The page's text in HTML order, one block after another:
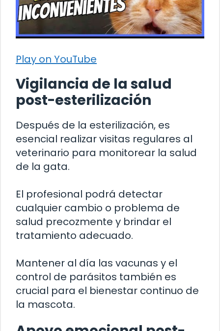
Play on YouTube
Vigilancia de la salud
post-esterilización
Después de la esterilización, es
esencial realizar visitas regulares al
veterinario para monitorear la salud
de la gata.
El profesional podrá detectar
cualquier cambio o problema de
salud precozmente y brindar el
tratamiento adecuado.
Mantener al día las vacunas y el
control de parásitos también es
crucial para el bienestar continuo de
la mascota.